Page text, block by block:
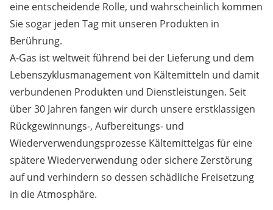
eine entscheidende Rolle, und wahrscheinlich kommen
Sie sogar jeden Tag mit unseren Produkten in
Berührung.
A-Gas ist weltweit führend bei der Lieferung und dem
Lebenszyklusmanagement von Kältemitteln und damit
verbundenen Produkten und Dienstleistungen. Seit
über 30 Jahren fangen wir durch unsere erstklassigen
Rückgewinnungs-, Aufbereitungs- und
Wiederverwendungsprozesse Kältemittelgas für eine
spätere Wiederverwendung oder sichere Zerstörung
auf und verhindern so dessen schädliche Freisetzung
in die Atmosphäre.